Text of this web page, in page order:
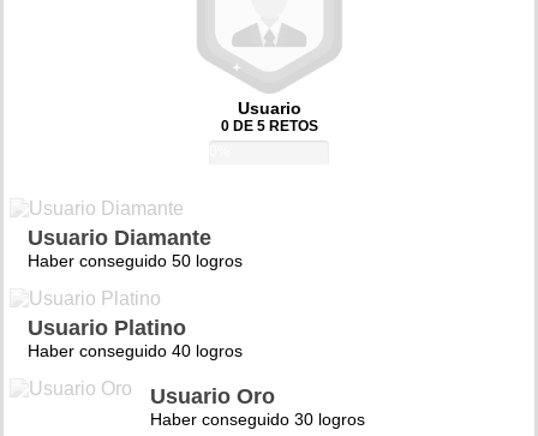
Usuario
0 DE 5 RETOS
Usuario Diamante
Haber conseguido 50 logros
Usuario Platino
Haber conseguido 40 logros
Usuario Oro
Haber conseguido 30 logros